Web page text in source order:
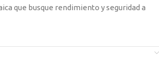
que busque rendimiento y seguridad a